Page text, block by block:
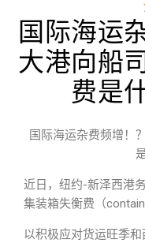
国际海运
大港向船
费是
国际海运杂费频增！
近日，纽约-新泽西港
集装箱失衡费（
以积极应对货运旺季